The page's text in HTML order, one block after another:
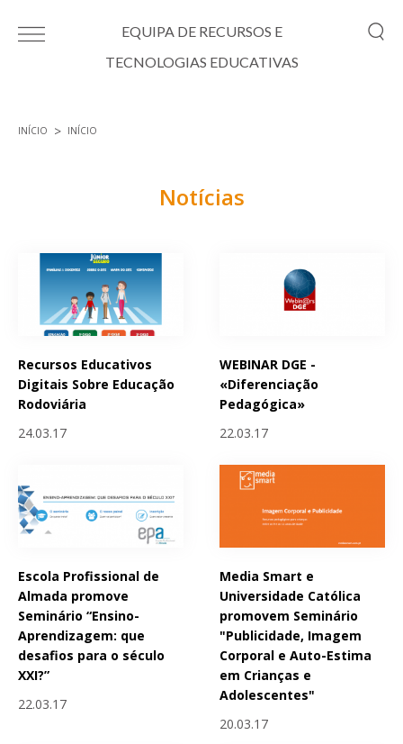
EQUIPA DE RECURSOS E
TECNOLOGIAS EDUCATIVAS
INÍCIO INÍCIO
Notícias
Recursos Educativos
Digitais Sobre Educação
Rodoviária
24.03.17
WEBINAR DGE -
«Diferenciação
Pedagógica»
22.03.17
Escola Profissional de
Almada promove
Seminário “Ensino-
Aprendizagem: que
desafios para o século
XXI?”
22.03.17
Media Smart e
Universidade Católica
promovem Seminário
"Publicidade, Imagem
Corporal e Auto-Estima
em Crianças e
Adolescentes"
20.03.17
Páginas